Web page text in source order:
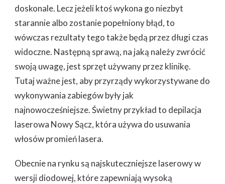
doskonale. Lecz jeżeli ktoś wykona go niezbyt
starannie albo zostanie popełniony błąd, to
wówczas rezultaty tego także będą przez długi czas
widoczne. Następną sprawą, na jaką należy zwrócić
swoją uwagę, jest sprzęt używany przez klinikę.
Tutaj ważne jest, aby przyrządy wykorzystywane do
wykonywania zabiegów były jak
najnowocześniejsze. Świetny przykład to depilacja
laserowa Nowy Sącz, która używa do usuwania
włosów promień lasera.
Obecnie na rynku są najskuteczniejsze laserowy w
wersji diodowej, które zapewniają wysoką